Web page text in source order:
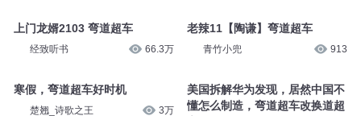
上门龙婿2103 弯道超车
经致听书 66.3万
寒假，弯道超车好时机
楚翘_诗歌之王 3万
老辣11【陶谦】弯道超车
青竹小兜 913
美国拆解华为发现，居然中国不
懂怎么制造，弯道超车改换道超